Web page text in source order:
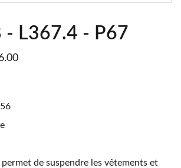
- L367.4 - P67
permet de suspendre les vêtements et